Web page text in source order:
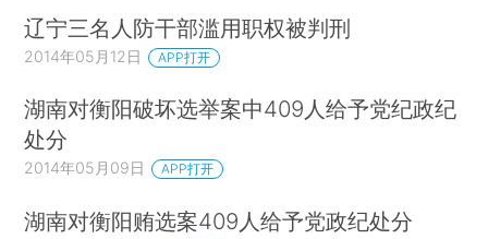
辽宁三名人防干部滥用职权被判刑
2014年05月12日 APP打开
湖南对衡阳破坏选举案中409人给予党纪政纪
处分
2014年05月09日 APP打开
湖南对衡阳贿选案409人给予党政纪处分